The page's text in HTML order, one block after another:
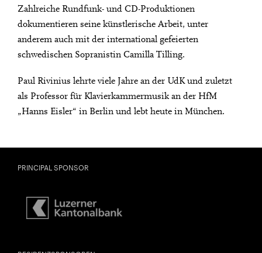
Zahlreiche Rundfunk- und CD-Produktionen
dokumentieren seine künstlerische Arbeit, unter
anderem auch mit der international gefeierten
schwedischen Sopranistin Camilla Tilling.
Paul Rivinius lehrte viele Jahre an der UdK und zuletzt
als Professor für Klavierkammermusik an der HfM
„Hanns Eisler“ in Berlin und lebt heute in München.
PRINCIPAL SPONSOR